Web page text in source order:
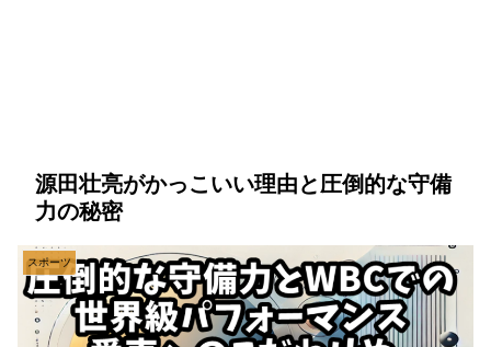
源田壮亮がかっこいい理由と圧倒的な守備
力の秘密
スポーツ